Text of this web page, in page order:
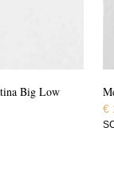
Big Low
€